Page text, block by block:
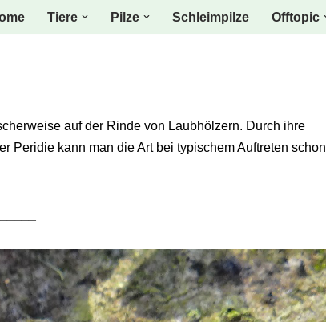
Tiere Pilze Schleimpilze Offtopic
auf der Rinde von Laubhölzern. Durch ihre
Peridie kann man die Art bei typischem Auftreten schon